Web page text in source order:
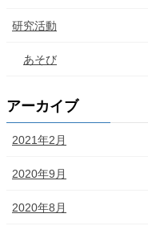
研究活動
あそび
アーカイブ
2021年2月
2020年9月
2020年8月